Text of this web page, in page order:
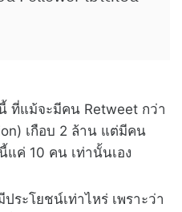
ที่แม้จะมีคน Retweet กว่า
เกือบ 2 ล้าน แต่มีคน
แค่ 10 คน เท่านั้นเอง
ระโยชน์เท่าไหร่ เพราะว่า